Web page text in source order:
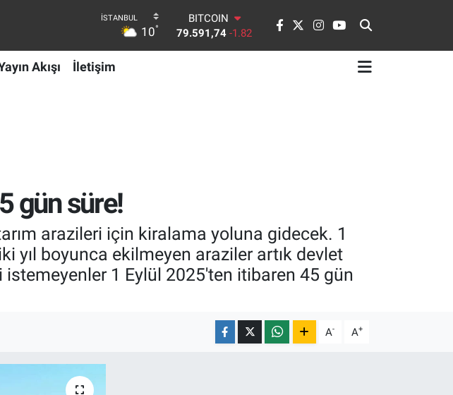
10°
DOLAR
45,43620
0.02
Akışı İletişim
gün süre!
arazileri için kiralama yoluna gidecek. 1
yıl boyunca ekilmeyen araziler artık devlet
1 Eylül 2025'ten itibaren 45 gün
A- A+